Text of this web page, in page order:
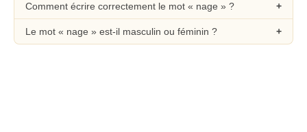
Comment écrire correctement le mot « nage » ?
Le mot « nage » est-il masculin ou féminin ?